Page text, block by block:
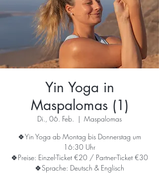
Yin Yoga in
Maspalomas (1)
Di., 06. Feb.
  |
Maspalomas
🍀Yin Yoga ab Montag bis Donnerstag um
16:30 Uhr
🍀Preise: Einzel-Ticket €20 / Partner-Ticket €30
🍀Sprache: Deutsch & Englisch